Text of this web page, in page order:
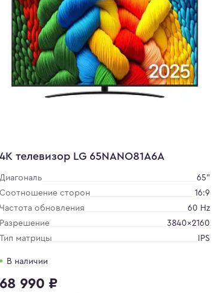
4K телевизор LG 65NANO81A6A
Диагональ
65"
Соотношение сторон
16:9
Частота обновления
60 Hz
Разрешение
3840×2160
Тип матрицы
IPS
В наличии
68 990 ₽